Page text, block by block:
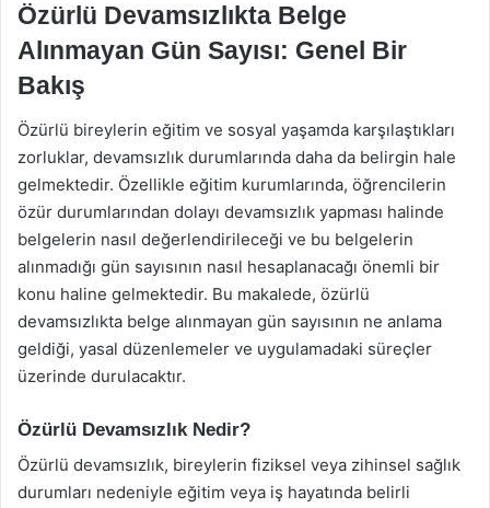
Özürlü Devamsızlıkta Belge
Alınmayan Gün Sayısı: Genel Bir
Bakış
Özürlü bireylerin eğitim ve sosyal yaşamda karşılaştıkları
zorluklar, devamsızlık durumlarında daha da belirgin hale
gelmektedir. Özellikle eğitim kurumlarında, öğrencilerin
özür durumlarından dolayı devamsızlık yapması halinde
belgelerin nasıl değerlendirileceği ve bu belgelerin
alınmadığı gün sayısının nasıl hesaplanacağı önemli bir
konu haline gelmektedir. Bu makalede, özürlü
devamsızlıkta belge alınmayan gün sayısının ne anlama
geldiği, yasal düzenlemeler ve uygulamadaki süreçler
üzerinde durulacaktır.
Özürlü Devamsızlık Nedir?
Özürlü devamsızlık, bireylerin fiziksel veya zihinsel sağlık
durumları nedeniyle eğitim veya iş hayatında belirli